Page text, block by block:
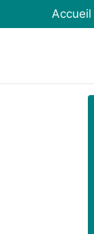
Accueil